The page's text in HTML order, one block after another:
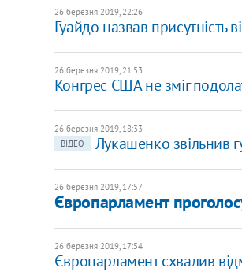
26 березня 2019, 22:26
Гуайдо назвав присутність
26 березня 2019, 21:53
Конгрес США не зміг
26 березня 2019, 18:33
ВІДЕО
Лукашенко звільнив
26 березня 2019, 17:57
Європарламент
26 березня 2019, 17:54
Європарламент схвалив